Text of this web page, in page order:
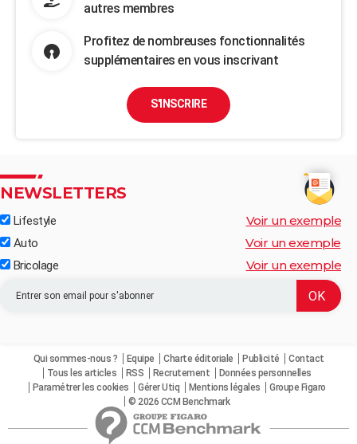
autres membres
Profitez de nombreuses fonctionnalités
supplémentaires en vous inscrivant
S'INSCRIRE
NEWSLETTERS
Lifestyle Voir un exemple
Auto Voir un exemple
Bricolage Voir un exemple
Qui sommes-nous ? Equipe Charte éditoriale Publicité
Contact
Tous les articles
RSS Recrutement
Données personnelles
Paramétrer les cookies
Gérer Utiq Mentions légales
Groupe Figaro
© 2026 CCM Benchmark